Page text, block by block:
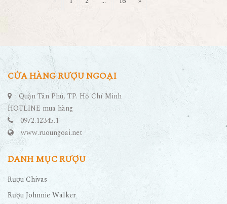
CỬA HÀNG RƯỢU NGOẠI
Quận Tân Phú, TP. Hồ Chí Minh
HOTLINE mua hàng
0972.12345.1
www.ruoungoai.net
DANH MỤC RƯỢU
Rượu Chivas
Rượu Johnnie Walker